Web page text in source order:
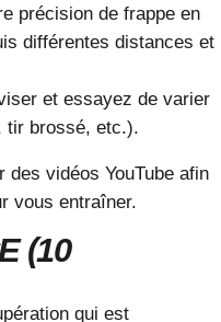
précision de frappe en
différentes distances et
et essayez de varier
tir brossé, etc.).
des vidéos YouTube afin
vous entraîner.
(10
qui est